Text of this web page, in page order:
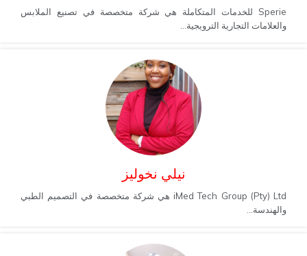
Sperie للخدمات المتكاملة هي شركة متخصصة في تصنيع الملابس
والعلامات التجارية الترويجية...
نيلي نخوليز
iMed Tech Group (Pty) Ltd هي شركة متخصصة في التصميم الطبي
والهندسة...